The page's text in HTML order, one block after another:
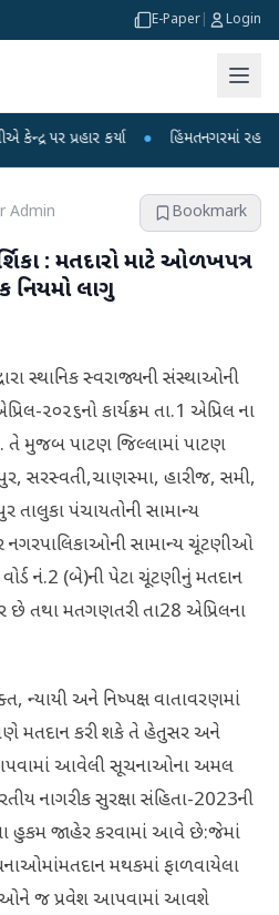
E-Paper Login
કર્યા ● હિંમતનગરમાં રહસ્યમય વાયરસ
Admin Bookmark
: મતદારો માટે ઓળખપત્ર
નિયમો લાગુ
સ્થાનિક સ્વરાજ્યની સંસ્થાઓની
૨૦૨૬નો કાર્યક્રમ તા.1 એપ્રિલ ના
મુજબ પાટણ જિલ્લામાં પાટણ
સરસ્વતી,ચાણસ્મા, હારીજ, સમી,
પંચાયતોની સામાન્ય
સામાન્ય ચૂંટણીઓ
નં.2 (બે)ની પેટા ચૂંટણીનું મતદાન
છે તથા મતગણતરી તા28 એપ્રિલના
ન્યાયી અને નિષ્પક્ષ વાતાવરણમાં
મતદાન કરી શકે તે હેતુસર અને
આવેલી સૂચનાઓના અમલ
નાગરીક સુરક્ષા સંહિતા-2023ની
હુકમ જાહેર કરવામાં આવે છે:જેમાં
મથકમાં ફાળવાયેલા
જ પ્રવેશ આપવામાં આવશે